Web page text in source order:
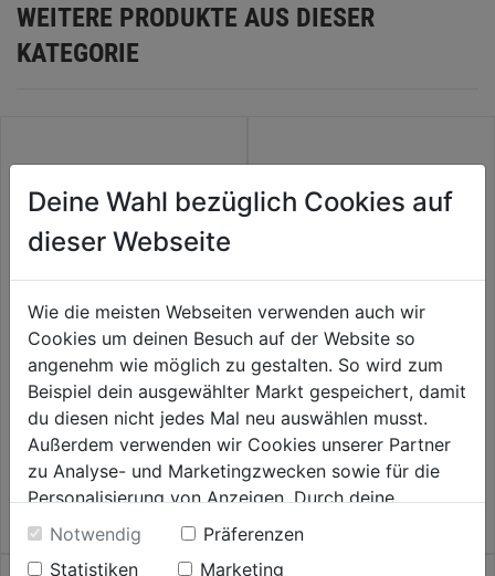
WEITERE PRODUKTE AUS DIESER
KATEGORIE
Kohlen CB-415 (=CB402,413)
191950-1
0.0
von
5
Sternen.
6,99€
Kohlen CB-325 194074-2
0.0
von
5
Sternen.
6,99€
Deine Wahl bezüglich Cookies auf
dieser Webseite
Wie die meisten Webseiten verwenden auch wir
Cookies um deinen Besuch auf der Website so
angenehm wie möglich zu gestalten. So wird zum
Beispiel dein ausgewählter Markt gespeichert, damit
du diesen nicht jedes Mal neu auswählen musst.
Außerdem verwenden wir Cookies unserer Partner
zu Analyse- und Marketingzwecken sowie für die
Personalisierung von Anzeigen. Durch deine
Einwilligung werden die Daten von Drittanbieter,
unter anderem auch in den USA, verarbeitet.
Notwendig
Präferenzen
Statistiken
Marketing